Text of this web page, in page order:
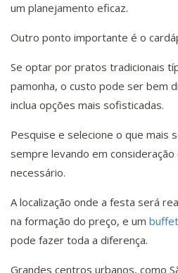
um planejamento eficaz.
Outro ponto importante é o
Se optar por pratos tradicionais
pamonha, o custo pode ser bem
inclua opções mais sofisticadas.
Pesquise e selecione o que mais
sempre levando em
necessário.
A localização onde a festa será
na formação do preço, e um
pode fazer toda a diferença.
Grandes centros urbanos, como